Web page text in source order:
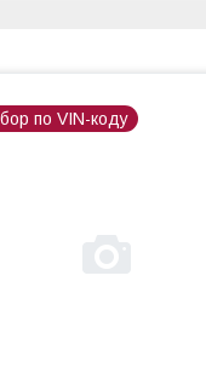
по VIN-коду